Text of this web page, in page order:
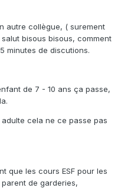
autre collègue, ( surement
bisous bisous, comment
minutes de discutions.
de 7 - 10 ans ça passe,
cela ne ce passe pas
que les cours ESF pour les
de garderies,